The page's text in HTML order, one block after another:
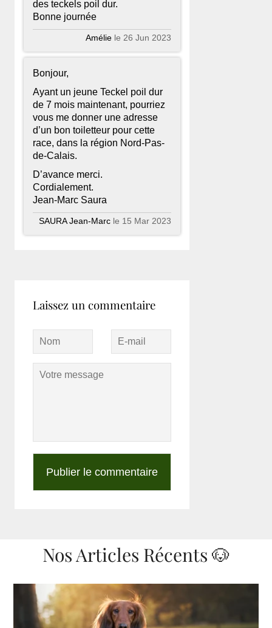
des teckels poil dur.
Bonne journée
Amélie le 26 Jun 2023
Bonjour,
Ayant un jeune Teckel poil dur
de 7 mois maintenant, pourriez
vous me donner une adresse
d’un bon toiletteur pour cette
race, dans la région Nord-Pas-
de-Calais.
D’avance merci.
Cordialement.
Jean-Marc Saura
SAURA Jean-Marc le 15 Mar 2023
Laissez un commentaire
Nos Articles Récents 🐶